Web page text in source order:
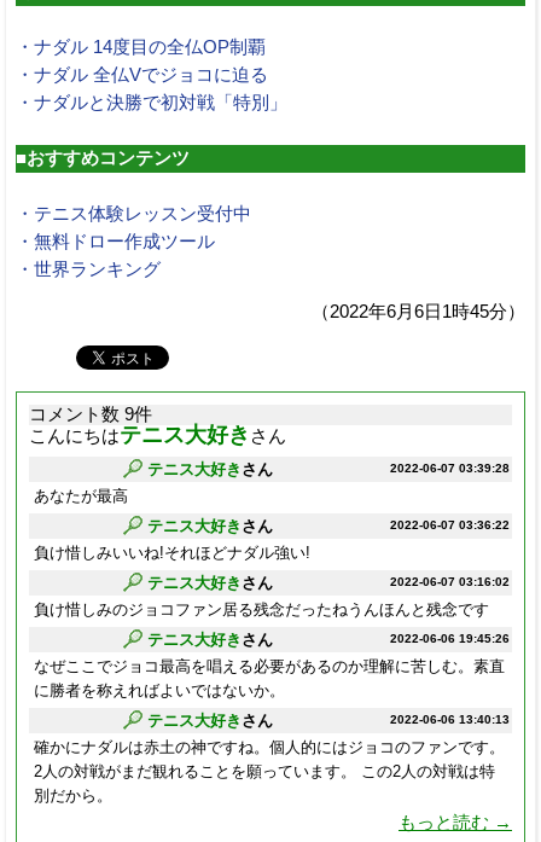
・ナダル 14度目の全仏OP制覇
・ナダル 全仏Vでジョコに迫る
・ナダルと決勝で初対戦「特別」
■おすすめコンテンツ
・テニス体験レッスン受付中
・無料ドロー作成ツール
・世界ランキング
（2022年6月6日1時45分）
コメント数 9件
こんにちはテニス大好き さん
2022-06-07 03:39:28
テニス大好き さん
あなたが最高
2022-06-07 03:36:22
テニス大好き さん
負け惜しみいいね!それほどナダル強い!
2022-06-07 03:16:02
テニス大好き さん
負け惜しみのジョコファン居る残念だったねうんほんと残念です
2022-06-06 19:45:26
テニス大好き さん
なぜここでジョコ最高を唱える必要があるのか理解に苦しむ。素直
に勝者を称えればよいではないか。
2022-06-06 13:40:13
テニス大好き さん
確かにナダルは赤土の神ですね。個人的にはジョコのファンです。
2人の対戦がまだ観れることを願っています。 この2人の対戦は特
別だから。
もっと読む →